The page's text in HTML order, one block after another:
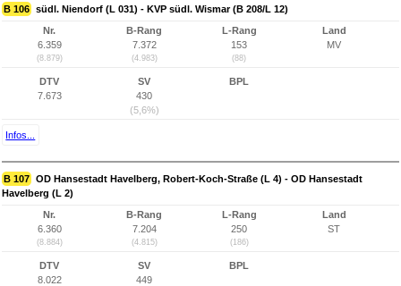
B 106 südl. Niendorf (L 031) - KVP südl. Wismar (B 208/L 12)
Nr.
6.359
(8.879)
B-Rang
7.372
(4.983)
L-Rang
153
(88)
Land
MV
DTV
7.673
SV
430
(5,6%)
BPL
Infos...
B 107 OD Hansestadt Havelberg, Robert-Koch-Straße (L 4) - OD Hansestadt
Havelberg (L 2)
Nr.
6.360
(8.884)
B-Rang
7.204
(4.815)
L-Rang
250
(186)
Land
ST
DTV
8.022
SV
449
BPL